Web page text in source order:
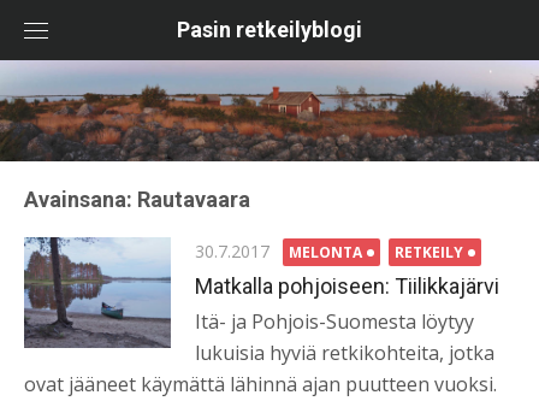
content
Pasin retkeilyblogi
Avainsana: Rautavaara
Posted
on
30.7.2017 MELONTA RETKEILY
Matkalla pohjoiseen: Tiilikkajärvi
Itä- ja Pohjois-Suomesta löytyy
lukuisia hyviä retkikohteita, jotka
ovat jääneet käymättä lähinnä ajan puutteen vuoksi.